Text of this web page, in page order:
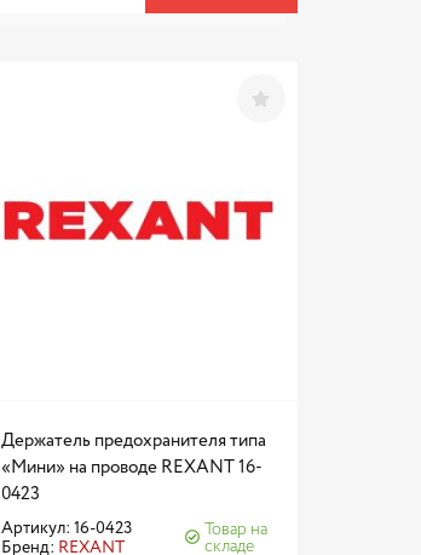
Держатель предохранителя типа
«Мини» на проводе REXANT 16-
0423
Артикул: 16-0423
Бренд: REXANT
Товар на
складе